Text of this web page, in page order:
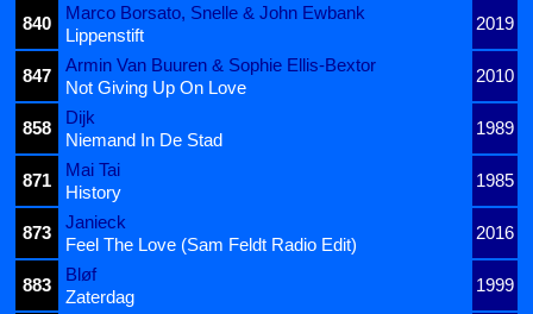
840
Marco Borsato, Snelle & John Ewbank
2019
Lippenstift
847
Armin Van Buuren & Sophie Ellis-Bextor
2010
Not Giving Up On Love
858
Dijk
1989
Niemand In De Stad
871
Mai Tai
1985
History
873
Janieck
2016
Feel The Love (Sam Feldt Radio Edit)
883
Bløf
1999
Zaterdag